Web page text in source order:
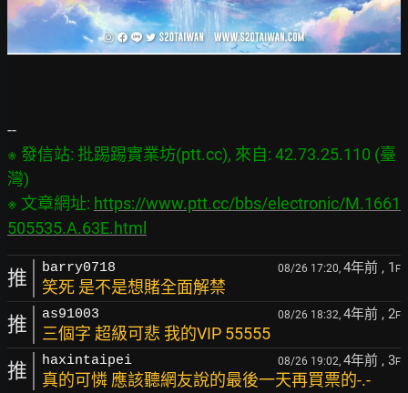
※ 發信站: 批踢踢實業坊(ptt.cc), 來自: 42.73.25.110 (臺
灣)
※ 文章網址: https://www.ptt.cc/bbs/electronic/M.1661
505535.A.63E.html
推 barry0718 08/26 17:20, 4年前 , 1 F
笑死 是不是想賭全面解禁
推 as91003 08/26 18:32, 4年前 , 2F
三個字 超級可悲 我的VIP 55555
推 haxintaipei 08/26 19:02, 4年前 , 3F
真的可憐 應該聽網友說的最後一天再買票的-.-